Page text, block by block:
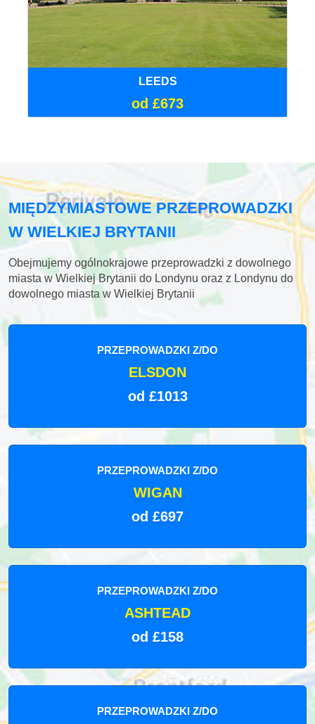
LEEDS
od £673
MIĘDZYMIASTOWE PRZEPROWADZKI
W WIELKIEJ BRYTANII
Obejmujemy ogólnokrajowe przeprowadzki z dowolnego
miasta w Wielkiej Brytanii do Londynu oraz z Londynu do
dowolnego miasta w Wielkiej Brytanii
PRZEPROWADZKI Z/DO
ELSDON
od £1013
PRZEPROWADZKI Z/DO
WIGAN
od £697
PRZEPROWADZKI Z/DO
ASHTEAD
od £158
PRZEPROWADZKI Z/DO